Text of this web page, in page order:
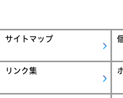
サイトマップ
リンク集